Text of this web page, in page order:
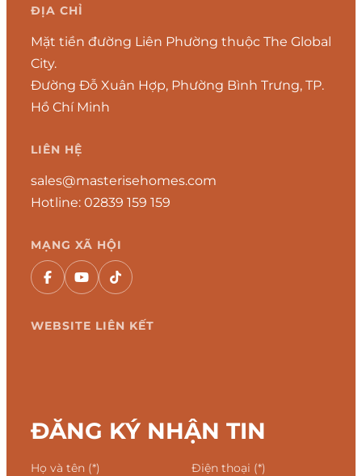
ĐỊA CHỈ
Mặt tiền đường Liên Phường thuộc The Global
City.
Đường Đỗ Xuân Hợp, Phường Bình Trưng, TP.
Hồ Chí Minh
LIÊN HỆ
sales@masterisehomes.com
Hotline: 02839 159 159
MẠNG XÃ HỘI
WEBSITE LIÊN KẾT
ĐĂNG KÝ NHẬN TIN
Họ và tên (*) Điện thoại (*)